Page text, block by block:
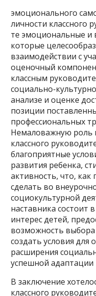
эмоционального
личности классного
те эмоциональные и
которые
взаимодействии с
оценочный
классным
социально-
анализе и оценке
позиции
профессиональных
Немаловажную роль
классного
благоприятные
развития ребенка,
активность, что,
сделать во
социокультурной
наставника состоит
интерес детей,
возможность
создать условия для
расширения
успешной адаптации
В заключение
классного